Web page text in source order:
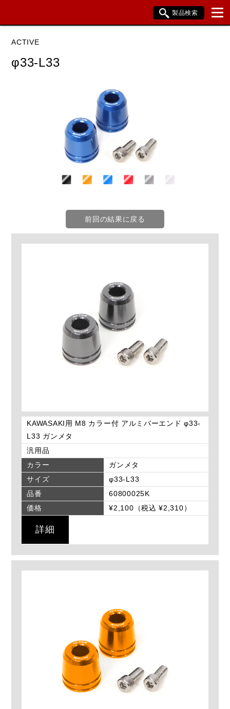
製品検索
データを準備しています。
ACTIVE
φ33-L33
前回の結果に戻る
KAWASAKI用 M8 カラー付 アルミバーエンド φ33-
L33 ガンメタ
汎用品
カラー
ガンメタ
サイズ
φ33-L33
品番
60800025K
価格
¥2,100（税込 ¥2,310）
詳細